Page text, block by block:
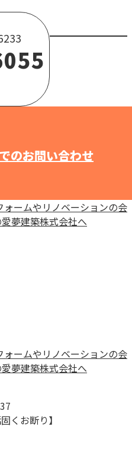
お断り】
のお問い合わせ
くお断り】